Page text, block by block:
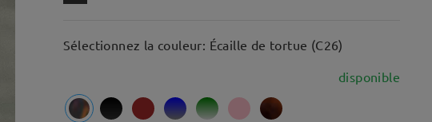
Sélectionnez la couleur: Écaille de tortue (C26)
disponible